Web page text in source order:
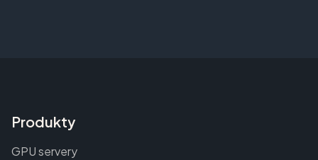
Produkty
GPU servery